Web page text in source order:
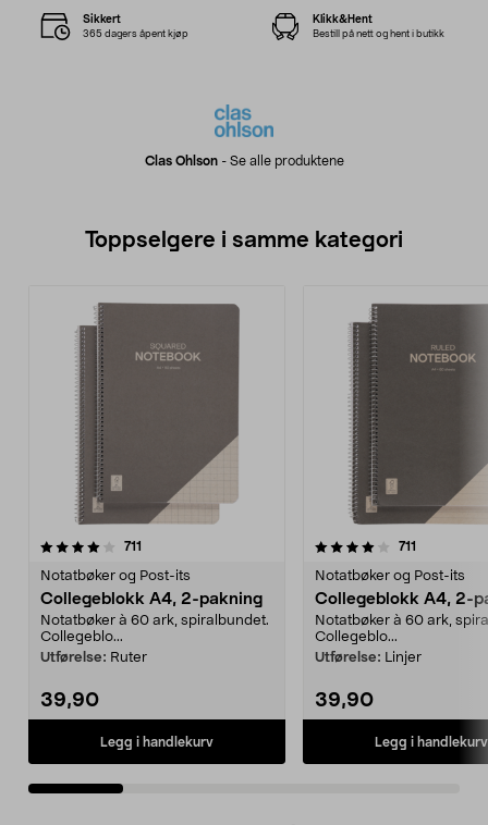
Clas Ohlson- Se alle produktene
Sikkert
365 dagers åpent kjøp
Klikk&Hent
Bestill på nett og hent i butikk
Toppselgere i samme kategori
711
Notatbøker og Post-its
Collegeblokk A4, 2-pakning
Notatbøker à 60 ark, spiralbundet.
Collegeblo...
Utførelse: Ruter
39,90
Legg i handlekurv
4.0 av 5 stjerner 711
Notatbøker og Post-its
Collegeblokk A4, 2-
Notatbøker à 60 ark,
Collegeblo...
Utførelse: Linjer
39,90
Legg i handlekurv
4.5 av 5 stjerner